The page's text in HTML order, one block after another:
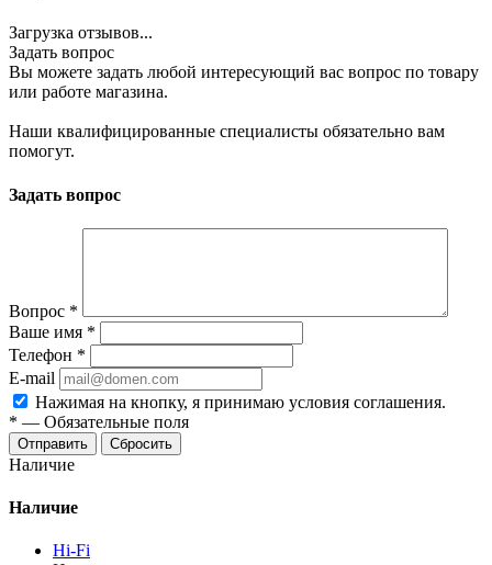
Загрузка отзывов...
Задать вопрос
Вы можете задать любой интересующий вас вопрос по товару
или работе магазина.
Наши квалифицированные специалисты обязательно вам
помогут.
Задать вопрос
Вопрос *
Ваше имя *
Телефон *
E-mail
Нажимая на кнопку, я принимаю условия соглашения.
* — Обязательные поля
Отправить Сбросить
Наличие
Наличие
Hi-Fi